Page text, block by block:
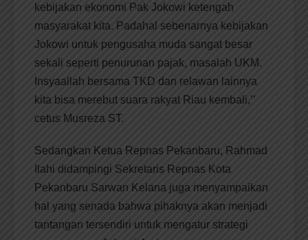
kebijakan ekonomi Pak Jokowi ketengah
masyarakat kita. Padahal sebenarnya kebijakan
Jokowi untuk pengusaha muda sangat besar
sekali seperti penurunan pajak, masalah UKM.
Insyaallah bersama TKD dan relawan lainnya
kita bisa merebut suara rakyat Riau kembali,’’
cetus Musreza ST.
Sedangkan Ketua Repnas Pekanbaru, Rahmad
Ilahi didampingi Sekretaris Repnas Kota
Pekanbaru Sarwan Kelana juga menyampaikan
hal yang senada bahwa pihaknya akan menjadi
tantangan tersendiri untuk mengatur strategi